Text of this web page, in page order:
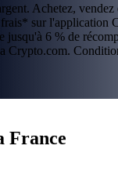
Achetez,
frais* sur l'application
jusqu'à 6 % de
Crypto.com.
France